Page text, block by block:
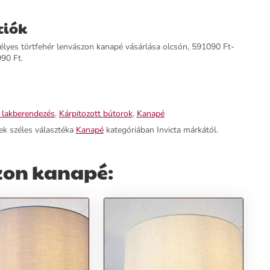
törtfehér lenvászon kanapé vásárlása olcsón, 591090 Ft-
Ft.
, Kárpitozott bútorok, Kanapé
széles választéka Kanapékategóriában Invicta márkától.
kanapé: